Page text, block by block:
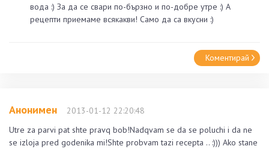
вода :) За да се свари по-бързно и по-добре утре :) А
рецепти приемаме всякакви! Само да са вкусни :)
Коментирай
Анонимен
2013-01-12 22:20:48
Utre za parvi pat shte pravq bob!Nadqvam se da se poluchi i da ne
se izloja pred godenika mi!Shte probvam tazi recepta .. :))) Ako stane